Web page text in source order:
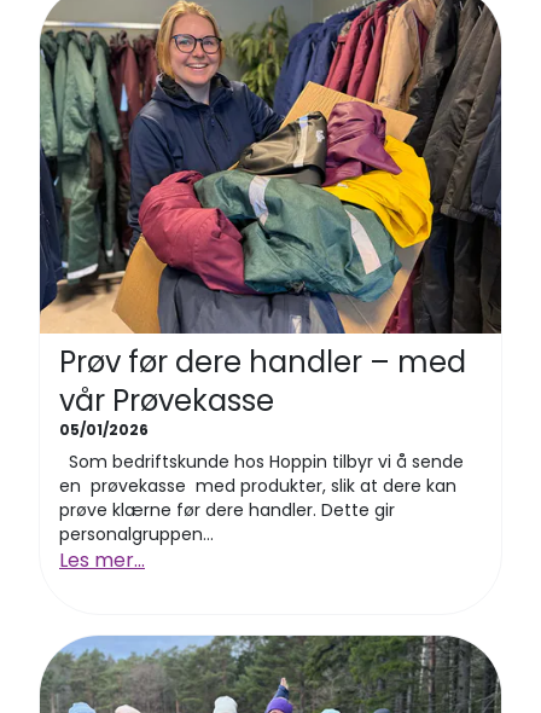
Prøv før dere handler – med
vår Prøvekasse
05/01/2026
Som bedriftskunde hos Hoppin tilbyr vi å sende
en prøvekasse med produkter, slik at dere kan
prøve klærne før dere handler. Dette gir
personalgruppen...
Les mer...